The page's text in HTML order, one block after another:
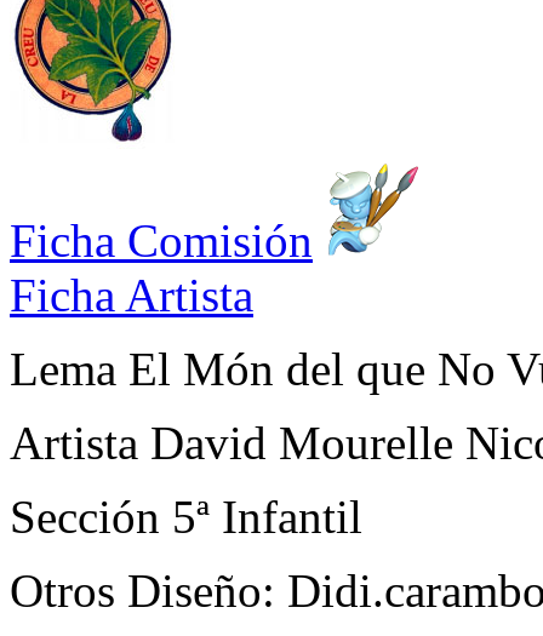
Ficha Comisión
Ficha Artista
Lema El Món del que No
Artista David Mourelle
Sección 5ª Infantil
Otros Diseño: